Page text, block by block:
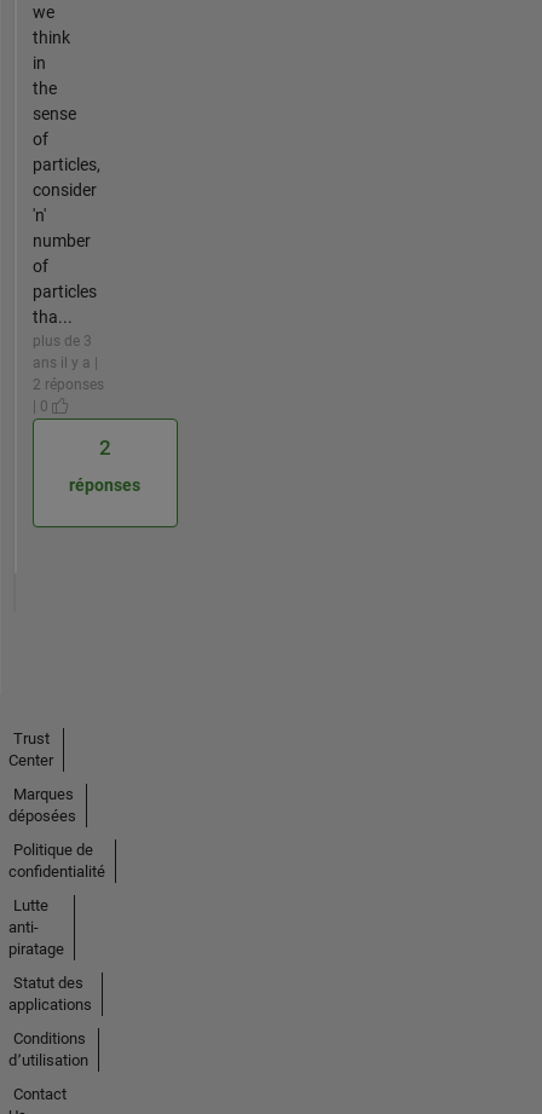
we
think
in
the
sense
of
particles,
consider
'n'
number
of
particles
tha...
plus de 3
ans il y a |
2 réponses
| 0
2
réponses
Trust
Center
Marques
déposées
Politique de
confidentialité
Lutte
anti-
piratage
Statut des
applications
Conditions
d՚utilisation
Contact